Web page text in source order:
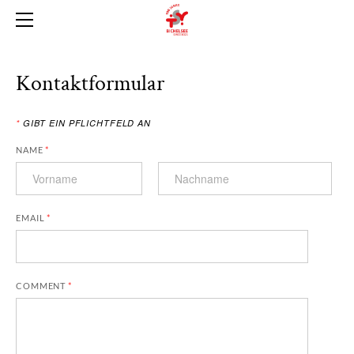
Kontaktformular
*GIBT EIN PFLICHTFELD AN
NAME*
EMAIL*
COMMENT*
AKTUELLES
AKTIVE
MÄNNERRIEGE
113. DELEGIERTENVERSAMMLUNG
GESCHICHTE
KONTAKT